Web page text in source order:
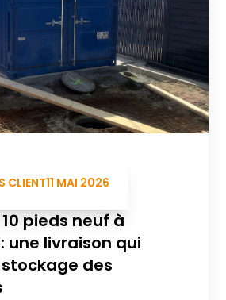
CLIENT11 MAI 2026
pieds neuf à
une livraison qui
des